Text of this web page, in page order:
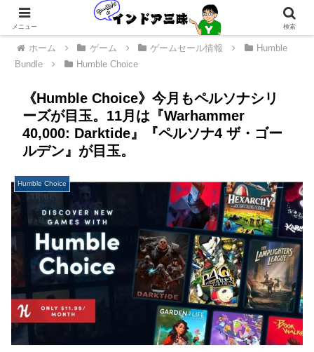
ホーム ゲーム ゲームセール情報
Humble
Bundle
Humble Choice
《Humble Choice》今月もペルソナシリ
ーズが目玉。11月は『Warhammer
40,000: Darktide』『ペルソナ4 ザ・ゴー
ルデン』が目玉。
Humble Choice
メニュー 検索